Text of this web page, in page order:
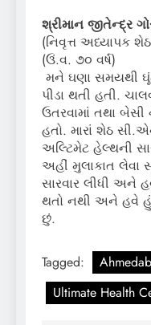
શ્રીમાન જીતેન્દ્ર
(નિવૃત્ત અધ્યાપક
(ઉં.વ. ૭૦ વર્ષ)
મને ઘણા સમયથી
પીડા થતી હતી.
ઉતરવામાં તથા બેસી
હતો. મારાં શેઠ
અલ્ટિમેટ હેલ્થની
અહીં મુલાકાત લેવા
સારવાર લીધી અને
થતો નથી અને હવે હું
છું.
Tagged:
Ultimate Health